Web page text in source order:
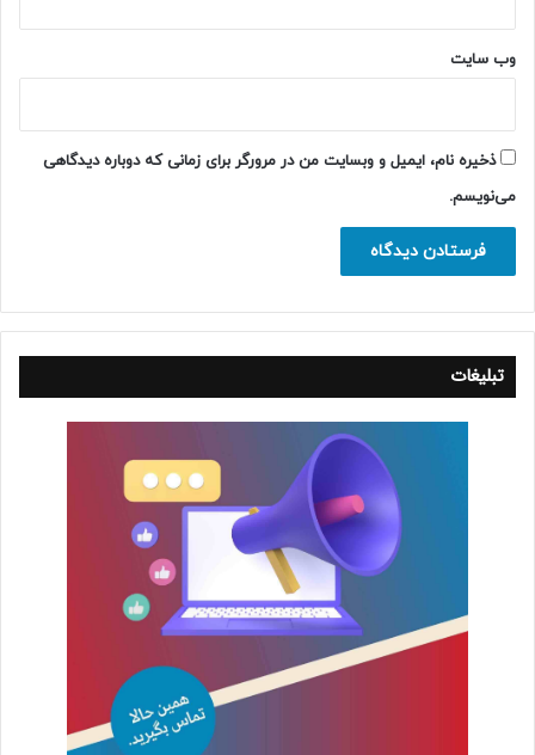
وب‌ سایت
ذخیره نام، ایمیل و وبسایت من در مرورگر برای زمانی که دوباره دیدگاهی
می‌نویسم.
تبلیغات